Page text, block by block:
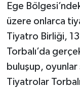
Ege
üzere onlarca
Tiyatro Birliği,
Torbalı’da
buluşup,
Tiyatrolar